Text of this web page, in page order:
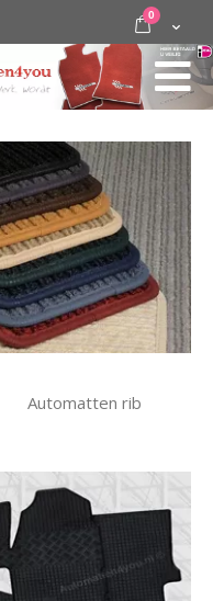
Cart
0 items
Automatten rib